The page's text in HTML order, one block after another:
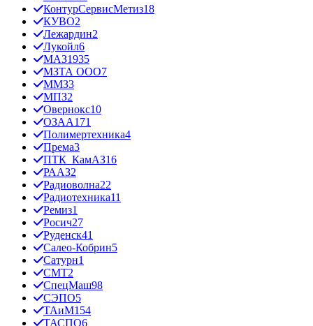
КонтурСервисМетиз18
КУВО2
Лежардин2
Лукойл6
МАЗ1935
МЗТА ООО7
ММЗ3
МПЗ2
Овернокс10
ОЗАА171
Полимертехника4
Према3
ПТК_КамАЗ16
РААЗ2
Радиоволна22
Радиотехника11
Ремиз1
Росич27
Руденск41
Салео-Кобрин5
Сатурн1
СМТ2
СпецМаш98
СЭПО5
ТАиМ154
ТАСПО6